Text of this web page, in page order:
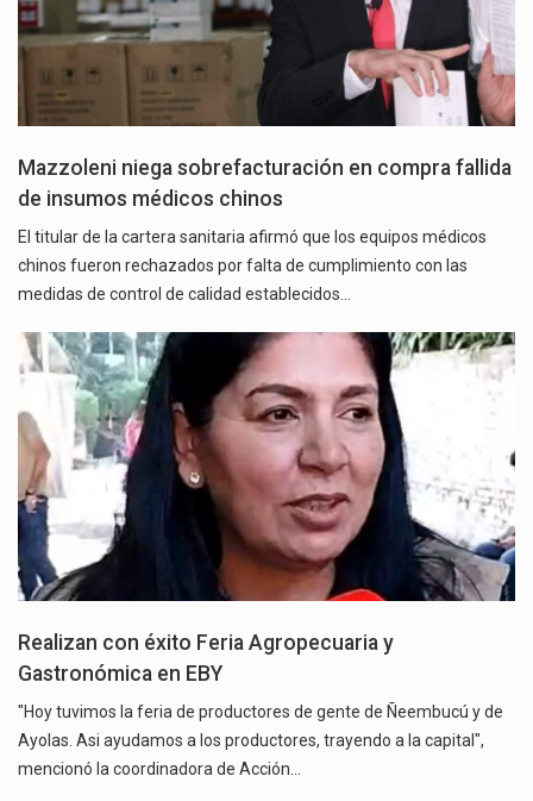
Mazzoleni niega sobrefacturación en compra fallida
de insumos médicos chinos
El titular de la cartera sanitaria afirmó que los equipos médicos
chinos fueron rechazados por falta de cumplimiento con las
medidas de control de calidad establecidos…
Realizan con éxito Feria Agropecuaria y
Gastronómica en EBY
"Hoy tuvimos la feria de productores de gente de Ñeembucú y de
Ayolas. Asi ayudamos a los productores, trayendo a la capital",
mencionó la coordinadora de Acción…